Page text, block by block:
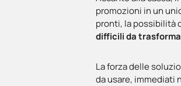
promozioni in un
pronti, la possibilità
difficili da
La forza delle
da usare, immediati